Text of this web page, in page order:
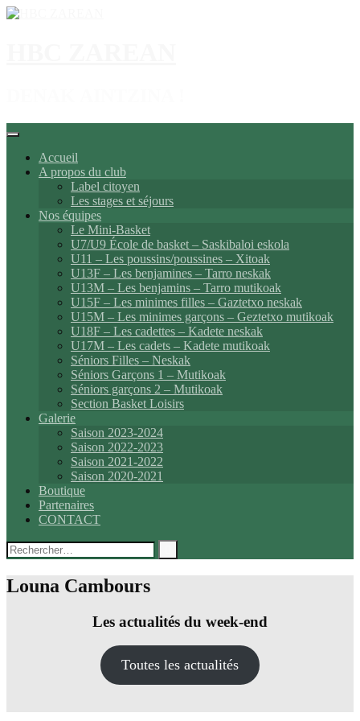
Aller
Accueil
A propos du club
Label citoyen
Les stages et séjours
Nos équipes
Le Mini-Basket
U7/U9 École de basket – Saskibaloi eskola
U11 – Les poussins/poussines – Xitoak
U13F – Les benjamines – Tarro neskak
U13M – Les benjamins – Tarro mutikoak
U15F – Les minimes filles – Gaztetxo neskak
U15M – Les minimes garçons – Geztetxo mutikoak
U18F – Les cadettes – Kadete neskak
U17M – Les cadets – Kadete mutikoak
Séniors Filles – Neskak
Séniors Garçons 1 – Mutikoak
Séniors garçons 2 – Mutikoak
Section Basket Loisirs
Galerie
Saison 2023-2024
Saison 2022-2023
Saison 2021-2022
Saison 2020-2021
Boutique
Partenaires
CONTACT
Rechercher :
Louna Cambours
Les actualités du week-end
Toutes les actualités